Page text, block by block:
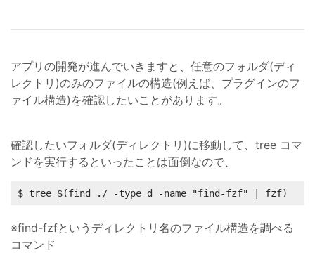
アプリの開発が進んでいきますと、任意のフォルダ(ディ
レクトリ)のみのファイルの構造(例えば、プラグインのフ
ァイル構造)を確認したいことがあります。
確認したいフォルダ(ディレクトリ)に移動して、tree コマ
ンドを実行するといったことは面倒なので、
$ tree $(find ./ -type d -name "find-fzf" | fzf)
※find-fzfというディレクトリ名のファイル構造を調べる
コマンド